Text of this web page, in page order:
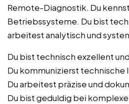
Remote-Diagnostik. Du
Betriebssysteme. Du bist
arbeitest analytisch und
Du bist technisch exzellent
Du kommunizierst technische
Du arbeitest präzise und
Du bist geduldig bei